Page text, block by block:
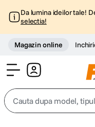
Da lumina ideilor tale!
selectia!
Magazin online
Cauta dupa model, tipul